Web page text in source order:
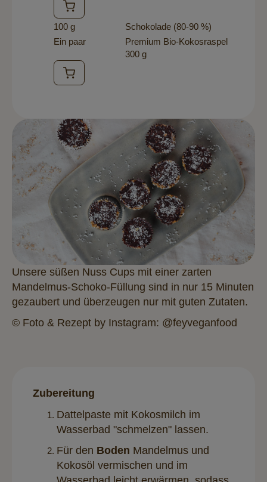
100 g
Schokolade (80-90 %)
Ein paar
Premium Bio-Kokosraspel
300 g
Unsere süßen Nuss Cups mit einer zarten
Mandelmus-Schoko-Füllung sind in nur 15 Minuten
gezaubert und überzeugen nur mit guten Zutaten.
© Foto & Rezept by Instagram: @feyveganfood
Zubereitung
Dattelpaste mit Kokosmilch im
Wasserbad "schmelzen" lassen.
Für den Boden Mandelmus und
Kokosöl vermischen und im